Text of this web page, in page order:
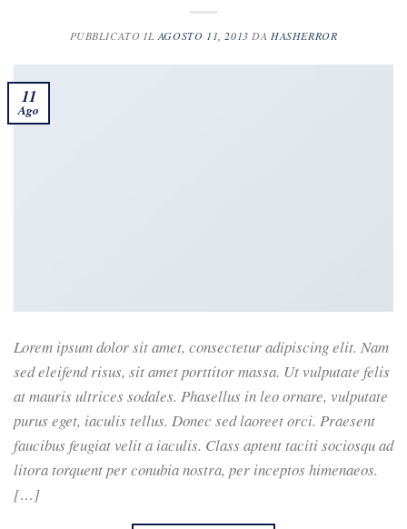
PUBBLICATO IL AGOSTO 11, 2013 DA HASHERROR
11
Ago
Lorem ipsum dolor sit amet, consectetur adipiscing elit. Nam
sed eleifend risus, sit amet porttitor massa. Ut vulputate felis
at mauris ultrices sodales. Phasellus in leo ornare, vulputate
purus eget, iaculis tellus. Donec sed laoreet orci. Praesent
faucibus feugiat velit a iaculis. Class aptent taciti sociosqu ad
litora torquent per conubia nostra, per inceptos himenaeos.
[…]